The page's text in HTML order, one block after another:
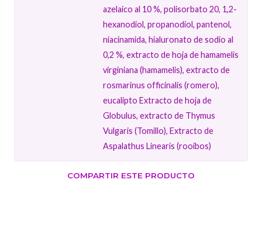
azelaico al 10 %, polisorbato 20, 1,2-
hexanodiol, propanodiol, pantenol,
niacinamida, hialuronato de sodio al
0,2 %, extracto de hoja de hamamelis
virginiana (hamamelis), extracto de
rosmarinus officinalis (romero),
eucalipto Extracto de hoja de
Globulus, extracto de Thymus
Vulgaris (Tomillo), Extracto de
Aspalathus Linearis (rooibos)
COMPARTIR ESTE PRODUCTO